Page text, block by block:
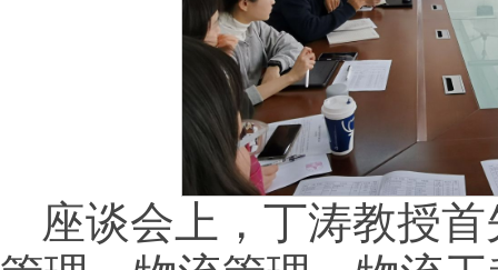
座谈会上，丁涛教授